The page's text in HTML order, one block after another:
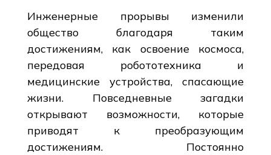
Инженерные прорывы изменили
общество благодаря таким
достижениям, как освоение космоса,
передовая робототехника и
медицинские устройства, спасающие
жизни. Повседневные загадки
открывают возможности, которые
приводят к преобразующим
достижениям. Постоянно